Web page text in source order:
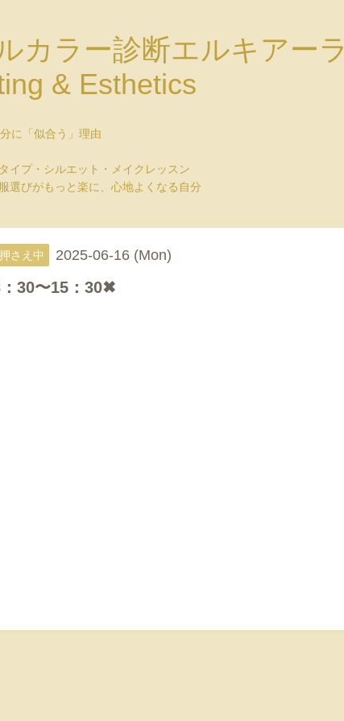
カラー診断エルキアーラ
& Esthetics
に「似合う」理由
イプ・シルエット・メイクレッスン
選びがもっと楽に、心地よくなる自分
さえ中 2025-06-16 (Mon)
30〜15：30✖